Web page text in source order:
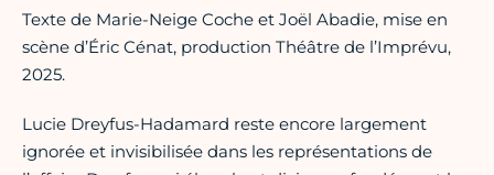
Texte de Marie-Neige Coche et Joël Abadie, mise en
scène d’Éric Cénat, production Théâtre de l’Imprévu,
2025.
Lucie Dreyfus-Hadamard reste encore largement
ignorée et invisibilisée dans les représentations de